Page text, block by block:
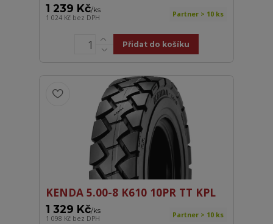
1 239 Kč/ks
1 024 Kč bez DPH Partner > 10 ks
Přidat do košíku
KENDA 5.00-8 K610 10PR TT KPL
1 329 Kč/ks
1 098 Kč bez DPH Partner > 10 ks